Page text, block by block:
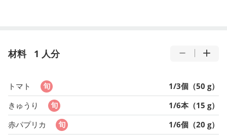
材料 1 人分
トマト
1/3個（50 g）
きゅうり
1/6本（15 g）
赤パプリカ
1/6個（20 g）